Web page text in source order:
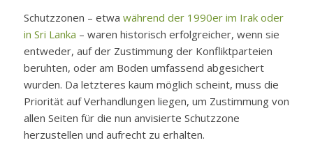
Schutzzonen – etwa während der 1990er im Irak oder
in Sri Lanka – waren historisch erfolgreicher, wenn sie
entweder, auf der Zustimmung der Konfliktparteien
beruhten, oder am Boden umfassend abgesichert
wurden. Da letzteres kaum möglich scheint, muss die
Priorität auf Verhandlungen liegen, um Zustimmung von
allen Seiten für die nun anvisierte Schutzzone
herzustellen und aufrecht zu erhalten.